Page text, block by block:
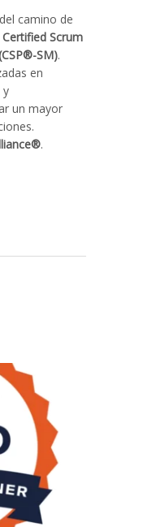
camino de
Certified Scrum
SM).
en
y
un mayor
.